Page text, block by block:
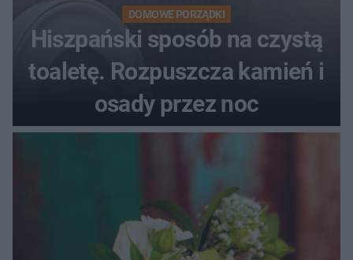
DOMOWE PORZĄDKI
Hiszpański sposób na czystą
toaletę. Rozpuszcza kamień i
osady przez noc